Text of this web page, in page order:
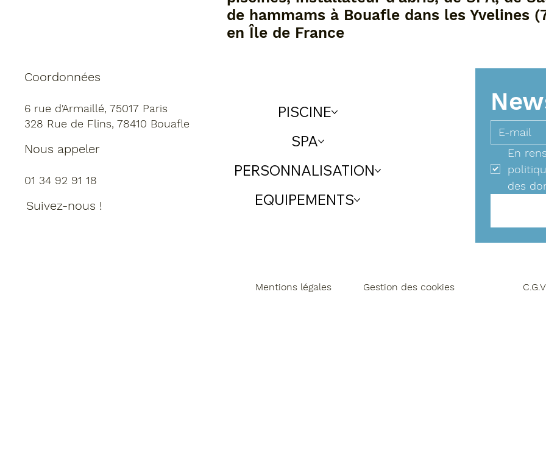
de hammams à Bouafle dans les Yvelines
en Île de France
Coordonnées
6 rue d'Armaillé, 75017 Paris
328 Rue de Flins, 78410 Bouafle
Nous appeler
01 34 92 91 18
Suivez-nous !
PISCINE
SPA
PERSONNALISATION
EQUIPEMENTS
En
des
Mentions légales Gestion des cookies C.G.V